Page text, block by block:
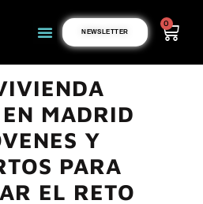
NEWSLETTER
0
MADRID
Y
PARA
EL RETO